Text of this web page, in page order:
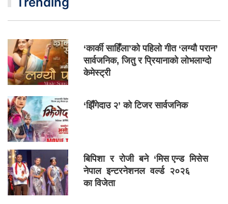
‘कार्की साहिँला’को पहिलो गीत ‘लग्यौ परान’
सार्वजनिक, जितु र प्रियानाको लोभलाग्दो
केमेस्ट्री
‘झिँगेदाउ २’ को टिजर सार्वजनिक
बिपिशा र रोजी बने ‘मिस एन्ड मिसेस
नेपाल इन्टरनेशनल वर्ल्ड २०२६
का विजेता